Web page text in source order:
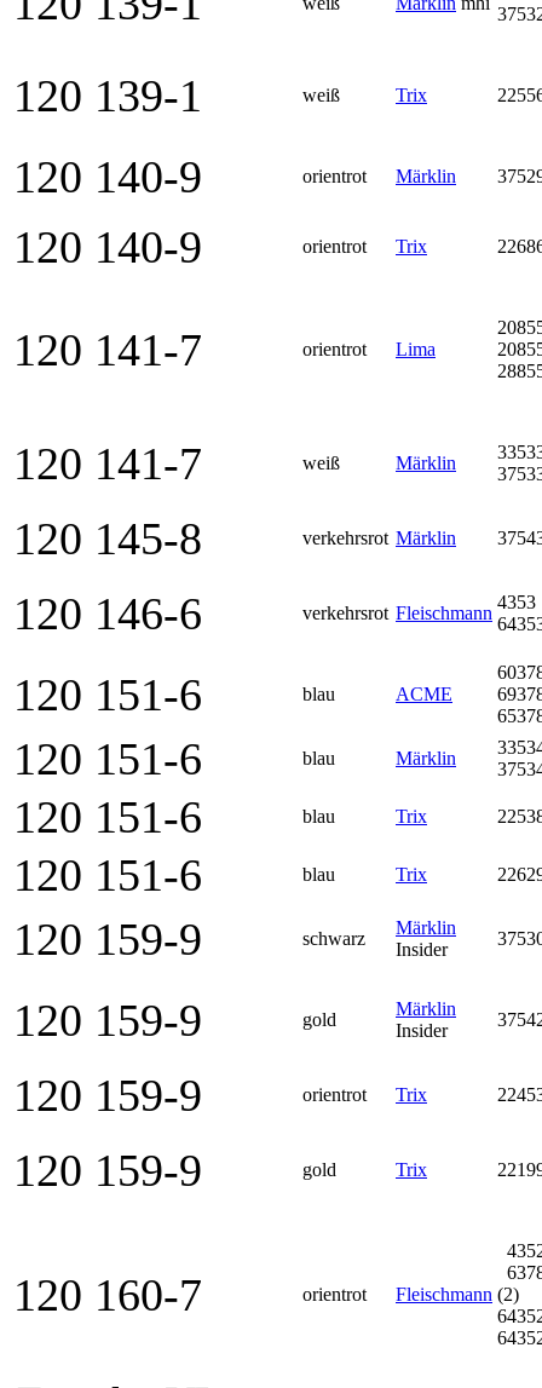
120 139-1 weiß Trix
120 140-9 orientrot Märklin
120 140-9 orientrot Trix
120 141-7 orientrot Lima
120 141-7 weiß Märklin
120 145-8 verkehrsrot Märklin
120 146-6 verkehrsrot Fleischmann
4353
120 151-6 blau ACME
120 151-6 blau Märklin
120 151-6 blau Trix
120 151-6 blau Trix
120 159-9 schwarz
Märklin
Insider
120 159-9 gold
Märklin
Insider
120 159-9 orientrot Trix
120 159-9 gold Trix
120 160-7 orientrot Fleischmann (2)